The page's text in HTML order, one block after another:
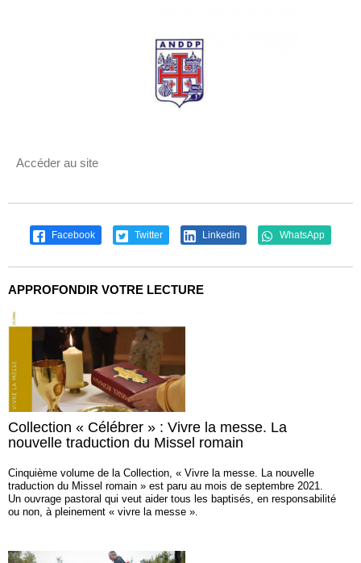
Accéder au site
Facebook Twitter Linkedin WhatsApp
APPROFONDIR VOTRE LECTURE
Collection « Célébrer » : Vivre la messe. La
nouvelle traduction du Missel romain
Cinquième volume de la Collection, « Vivre la messe. La nouvelle
traduction du Missel romain » est paru au mois de septembre 2021.
Un ouvrage pastoral qui veut aider tous les baptisés, en responsabilité
ou non, à pleinement « vivre la messe ».